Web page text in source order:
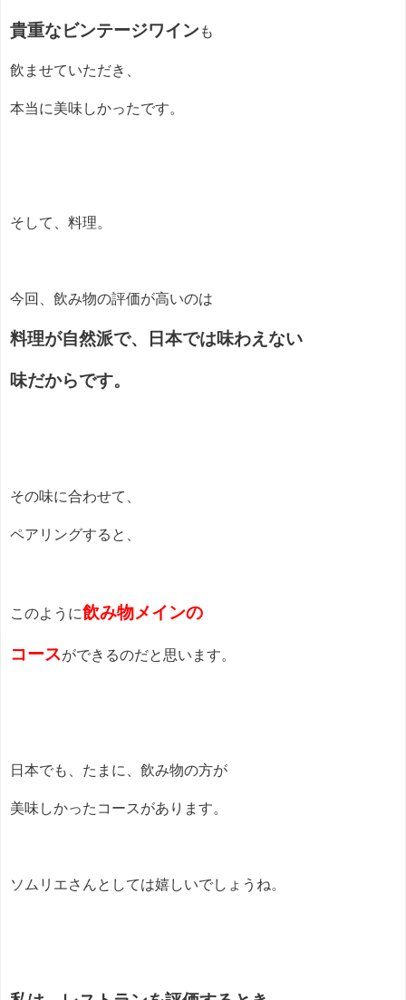
貴重なビンテージワイン も
飲ませていただき、
本当に美味しかったです。
そして、料理。
今回、飲み物の評価が高いのは
料理が自然派で、日本では味わえない
味だからです。
その味に合わせて、
ペアリングすると、
このように飲み物メインの
コースができるのだと思います。
日本でも、たまに、飲み物の方が
美味しかったコースがあります。
ソムリエさんとしては嬉しいでしょうね。